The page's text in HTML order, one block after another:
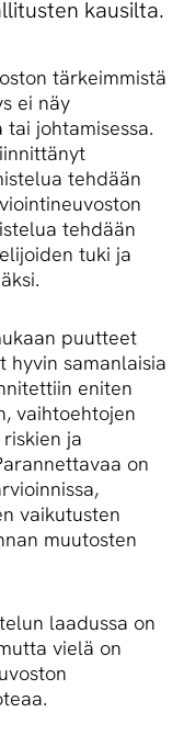
kausilta.
tärkeimmistä
ei näy
johtamisessa.
tehdään
tehdään
tuki ja
puutteet
hyvin samanlaisia
eniten
vaihtoehtojen
ja
on
vaikutusten
muutosten
laadussa on
vielä on